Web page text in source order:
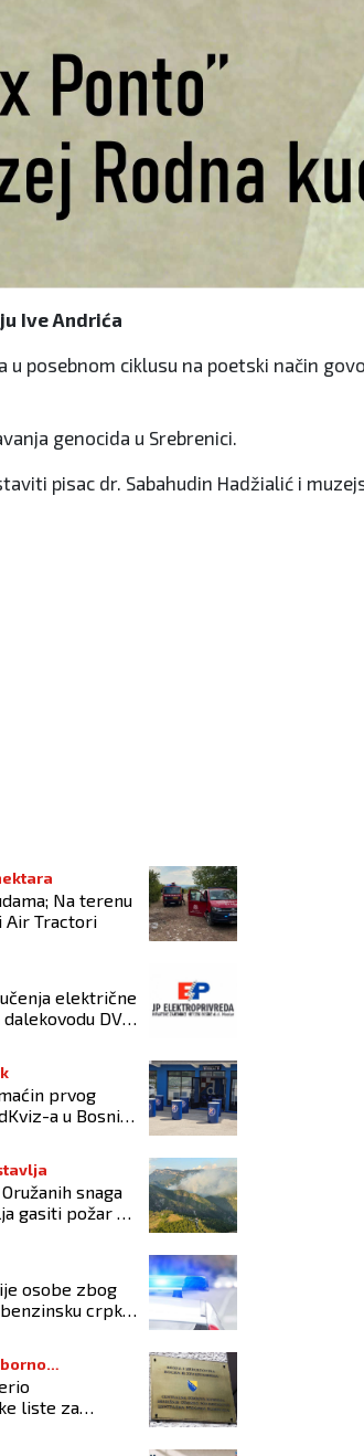
Ive Andrića
u posebnom ciklusu na poetski način
genocida u Srebrenici.
pisac dr. Sabahudin Hadžialić i
Na terenu
Air Tractori
električne
DV
prvog
a u Bosni i
snaga
gasiti požar na
osobe zbog
crpku
liste za
mandate na